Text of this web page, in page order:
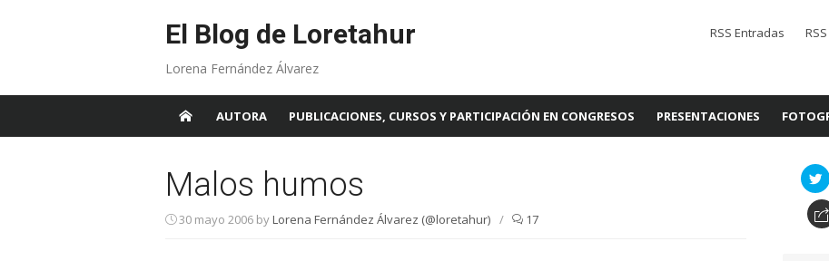
El Blog de Loretahur
Lorena Fernández Álvarez
RSS Entradas
AUTORA PUBLICACIONES, CURSOS Y PARTICIPACIÓN EN CONGRESOS PRESENTACIONES
Malos humos
30 mayo 2006 byLorena Fernández Álvarez (@loretahur) / 17